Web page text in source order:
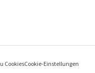
CookiesCookie-Einstellungen